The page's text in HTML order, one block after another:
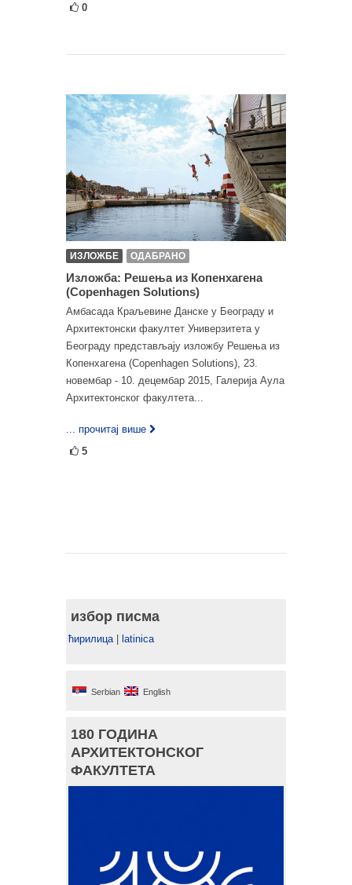
0
ИЗЛОЖБЕ ОДАБРАНО
Изложба: Решења из Копенхагена
(Copenhagen Solutions)
Амбасада Краљевине Данске у Београду и
Архитектонски факултет Универзитета у
Београду представљају изложбу Решења из
Копенхагена (Copenhagen Solutions), 23.
новембар - 10. децембар 2015, Галерија Аула
Архитектонског факултета...
... прочитај више
5
избор писма
ћирилица | latinica
Serbian English
180 ГОДИНА
АРХИТЕКТОНСКОГ
ФАКУЛТЕТА